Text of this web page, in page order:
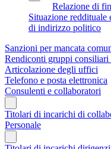
Relazione di
Situazione
di indirizzo politico
Sanzioni per mancata
Rendiconti gruppi
Articolazione degli uffici
Telefono e posta elettronica
Consulenti e collaboratori
Titolari di incarichi di
Personale